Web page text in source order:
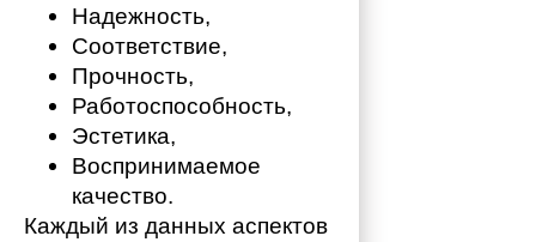
Надежность,
Соответствие,
Прочность,
Работоспособность,
Эстетика,
Воспринимаемое
качество.
Каждый из данных аспектов